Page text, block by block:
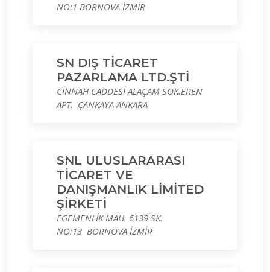
NO:1 BORNOVA İZMİR
SN DIŞ TİCARET
PAZARLAMA LTD.ŞTİ
CİNNAH CADDESİ ALAÇAM SOK.EREN
APT. ÇANKAYA ANKARA
SNL ULUSLARARASI
TİCARET VE
DANIŞMANLIK LİMİTED
ŞİRKETİ
EGEMENLİK MAH. 6139 SK.
NO:13 BORNOVA İZMİR